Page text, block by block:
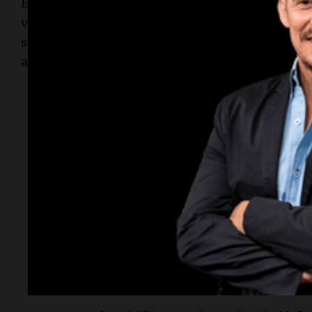
variaciones para tomar decisiones informadas
sugiere monitorear las fluctuaciones del
alterar el costo de vida, las operaciones
¿Cuál es la cotización del dólar oficial hoy?
El dólar oficial cotiza a
1.450 pesos para la
¿A cuánto está el dólar blue?
El dólar blue se encuentra a1.460 pesos